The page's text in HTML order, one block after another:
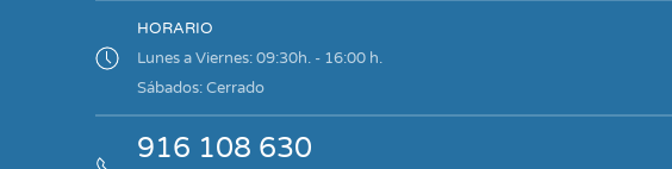
HORARIO
Lunes a Viernes: 09:30h. - 16:00 h.
Sábados: Cerrado
916 108 630